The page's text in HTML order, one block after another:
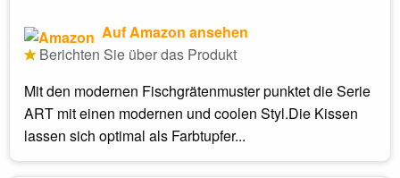
Auf Amazon ansehen
Berichten Sie über das Produkt
Mit den modernen Fischgrätenmuster punktet die Serie
ART mit einen modernen und coolen Styl.Die Kissen
lassen sich optimal als Farbtupfer...